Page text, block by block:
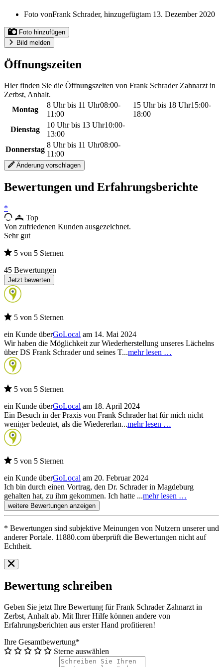
Foto vonFrank Schrader, hinzugefügtam 13. Dezember 2020
Foto hinzufügen
Bild melden
Öffnungszeiten
Hier finden Sie die Öffnungszeiten von Frank Schrader Zahnarzt in
Zerbst, Anhalt.
Montag
8 Uhr bis 11 Uhr08:00-
11:00
15 Uhr bis 18 Uhr15:00-
18:00
Dienstag
10 Uhr bis 13 Uhr10:00-
13:00
Donnerstag
8 Uhr bis 11 Uhr08:00-
11:00
Änderung vorschlagen
Bewertungen und Erfahrungsberichte
*
Top
Von zufriedenen Kunden ausgezeichnet.
Sehr gut
5 von 5 Sternen
45 Bewertungen
Jetzt bewerten
5 von 5 Sternen
ein Kunde überGoLocal am 14. Mai 2024
Wir haben die Möglichkeit zur Wiederherstellung unseres Lächelns
über DS Frank Schrader und seines T...mehr lesen …
5 von 5 Sternen
ein Kunde überGoLocal am 18. April 2024
Ein Besuch in der Praxis von Frank Schrader hat für mich nicht
weniger bedeutet, als die Wiedererlan...mehr lesen …
5 von 5 Sternen
ein Kunde überGoLocal am 20. Februar 2024
Ich bin durch einen Vortrag, den Dr. Schrader in Magdeburg
gehalten hat, zu ihm gekommen. Ich hatte ...mehr lesen …
weitere Bewertungen anzeigen
* Bewertungen sind subjektive Meinungen von Nutzern unserer und
anderer Portale. 11880.com überprüft die Bewertungen nicht auf
Echtheit.
Bewertung schreiben
Geben Sie jetzt Ihre Bewertung für Frank Schrader Zahnarzt in
Zerbst, Anhalt ab. Mit Ihrer Hilfe können andere von
Erfahrungsberichten aus erster Hand profitieren!
Ihre Gesamtbewertung*
Sterne auswählen